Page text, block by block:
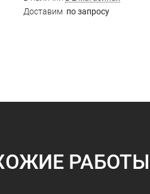
Доставим по запросу
РАБОТЫ